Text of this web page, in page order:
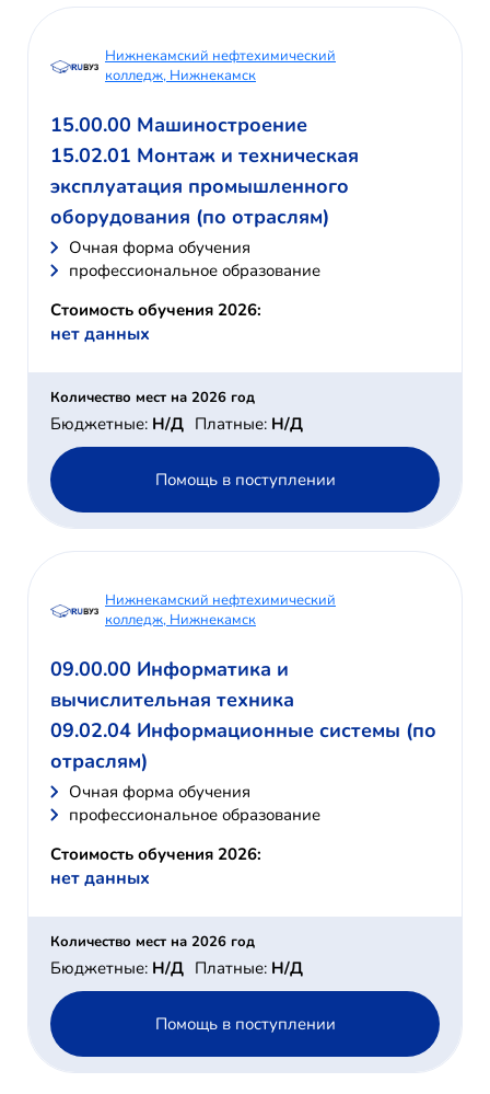
Нижнекамский нефтехимический
колледж, Нижнекамск
15.00.00 Машиностроение
15.02.01 Монтаж и техническая
эксплуатация промышленного
оборудования (по отраслям)
Очная форма обучения
профессиональное образование
Стоимость обучения 2026:
нет данных
Количество мест на 2026 год
Бюджетные: Н/Д Платные: Н/Д
Помощь в поступлении
Нижнекамский нефтехимический
колледж, Нижнекамск
09.00.00 Информатика и
вычислительная техника
09.02.04 Информационные системы (по
отраслям)
Очная форма обучения
профессиональное образование
Стоимость обучения 2026:
нет данных
Количество мест на 2026 год
Бюджетные: Н/Д Платные: Н/Д
Помощь в поступлении